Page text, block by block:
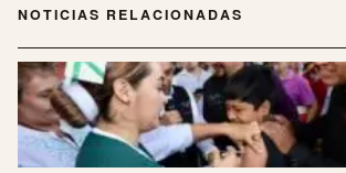
NOTICIAS RELACIONADAS